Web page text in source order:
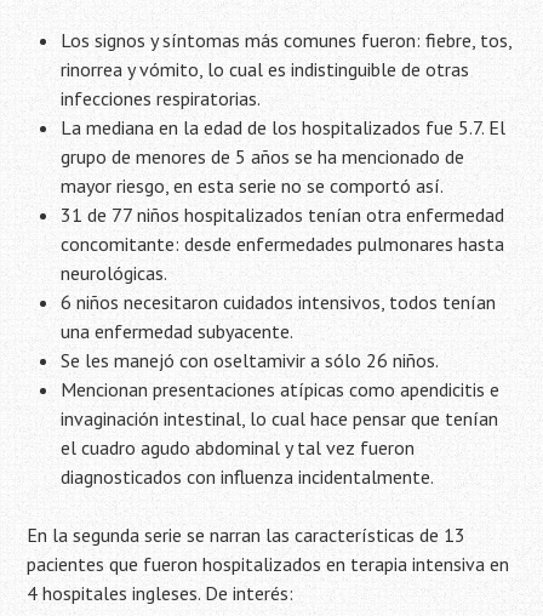
Los signos y síntomas más comunes fueron: fiebre, tos,
rinorrea y vómito, lo cual es indistinguible de otras
infecciones respiratorias.
La mediana en la edad de los hospitalizados fue 5.7. El
grupo de menores de 5 años se ha mencionado de
mayor riesgo, en esta serie no se comportó así.
31 de 77 niños hospitalizados tenían otra enfermedad
concomitante: desde enfermedades pulmonares hasta
neurológicas.
6 niños necesitaron cuidados intensivos, todos tenían
una enfermedad subyacente.
Se les manejó con oseltamivir a sólo 26 niños.
Mencionan presentaciones atípicas como apendicitis e
invaginación intestinal, lo cual hace pensar que tenían
el cuadro agudo abdominal y tal vez fueron
diagnosticados con influenza incidentalmente.
En la segunda serie se narran las características de 13
pacientes que fueron hospitalizados en terapia intensiva en
4 hospitales ingleses. De interés: